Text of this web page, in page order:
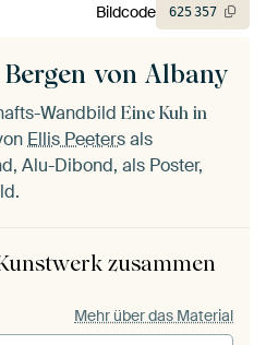
von Albany
Wandbild Eine Kuh in
Ellis Peetersals
Alu-Dibond, als Poster,
zusammen
Mehr über das Material
Bildcode 625357